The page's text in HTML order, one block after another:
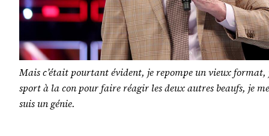
Mais c’était pourtant évident, je repompe un vieux format,
sport à la con pour faire réagir les deux autres beaufs, je
suis un génie.